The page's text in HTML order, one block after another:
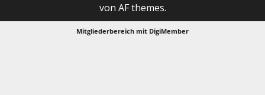
von AF themes.
Mitgliederbereich mit DigiMember